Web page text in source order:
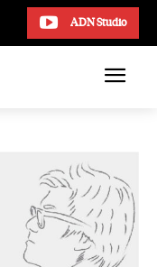
ADN Studio